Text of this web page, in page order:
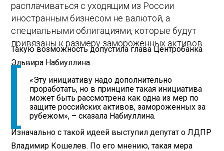
расплачиваться с уходящим из России
иностранным бизнесом не валютой, а
специальными облигациями, которые будут
привязаны к размеру замороженных активов.
Такую возможность допустила глава Центробанка
Эльвира Набиуллина.
«Эту инициативу надо дополнительно
проработать, но в принципе такая инициатива
может быть рассмотрена как одна из мер по
защите российских активов, замороженных за
рубежом», – сказала Набиуллина.
Изначально с такой идеей выступил депутат о ЛДПР
Владимир Кошелев. По его мнению, такая мера